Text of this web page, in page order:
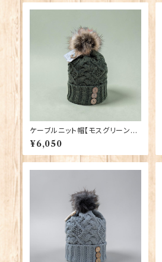
ケーブルニット帽【モスグリーン】
Aran Traditions 00213-MG
〔HAT-806〕
¥6,050